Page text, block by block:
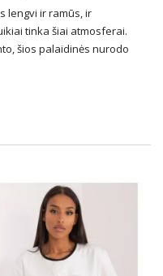
lengvi ir ramūs, ir
tinka šiai atmosferai.
šios palaidinės nurodo
Jiems dažnai